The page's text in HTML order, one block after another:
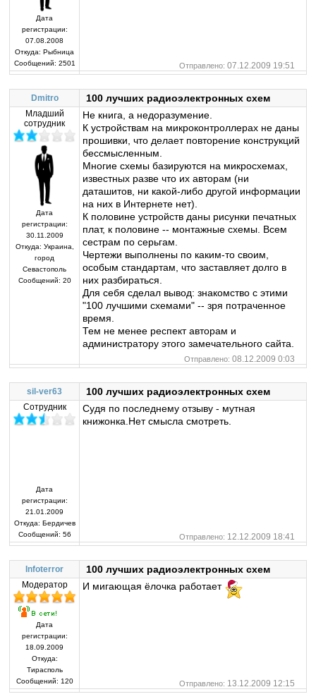
Дата
регистрации:
07.08.2008
Откуда: Рыбница
Сообщений: 2501 Отправлено: 07.12.2009 19:51
Dmitro 100 лучших радиоэлектронных схем
Младший
сотрудник
Дата
регистрации:
30.11.2009
Откуда: Украина,
город
Севастополь
Сообщений: 20
Не книга, а недоразумение.
К устройствам на микроконтроллерах не даны
прошивки, что делает повторение конструкций
бессмысленным.
Многие схемы базируются на микросхемах,
известных разве что их авторам (ни
даташитов, ни какой-либо другой информации
на них в Интернете нет).
К половине устройств даны рисунки печатных
плат, к половине -- монтажные схемы. Всем
сестрам по серьгам.
Чертежи выполнены по каким-то своим,
особым стандартам, что заставляет долго в
них разбираться.
Для себя сделал вывод: знакомство с этими
"100 лучшими схемами" -- зря потраченное
время.
Тем не менее респект авторам и
администратору этого замечательного сайта.
Отправлено: 08.12.2009 0:03
sil-ver63 100 лучших радиоэлектронных схем
Сотрудник
Дата
регистрации:
21.01.2009
Откуда: Бердичев
Сообщений: 56
Судя по последнему отзыву - мутная
книжонка.Нет смысла смотреть.
Отправлено: 12.12.2009 18:41
Infoterror 100 лучших радиоэлектронных схем
Модератор
Дата
регистрации:
18.09.2009
Откуда:
Тирасполь
Сообщений: 120
И мигающая ёлочка работает
Отправлено: 13.12.2009 12:15